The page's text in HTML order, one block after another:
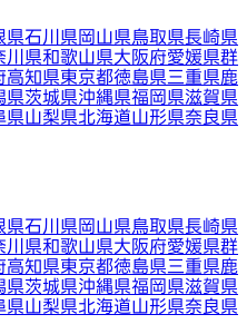
県石川県岡山県鳥取県長崎県
川県和歌山県大阪府愛媛県群
高知県東京都徳島県三重県鹿
県茨城県沖縄県福岡県滋賀県
県山梨県北海道山形県奈良県
県石川県岡山県鳥取県長崎県
川県和歌山県大阪府愛媛県群
高知県東京都徳島県三重県鹿
県茨城県沖縄県福岡県滋賀県
県山梨県北海道山形県奈良県